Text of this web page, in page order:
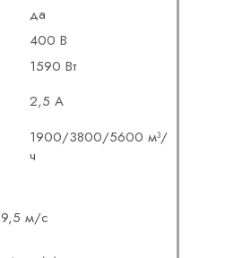
да
400 В
1590 Вт
2,5 А
1900/3800/5600 м³/
ч
9,5 м/с